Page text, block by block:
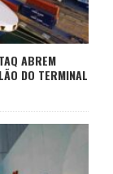
ABREM
DO TERMINAL